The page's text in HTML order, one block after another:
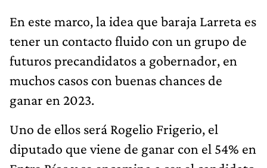
En este marco, la idea que baraja Larreta es
tener un contacto fluido con un grupo de
futuros precandidatos a gobernador, en
muchos casos con buenas chances de
ganar en 2023.
Uno de ellos será Rogelio Frigerio, el
diputado que viene de ganar con el 54% en